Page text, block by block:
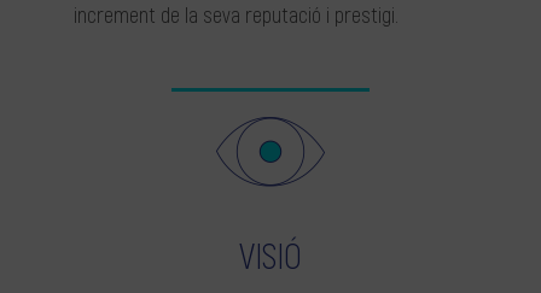
increment de la seva reputació i prestigi.
VISIÓ